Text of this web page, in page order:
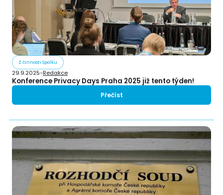
Z činnosti Spolku
29.9.2025-Redakce
Konference Privacy Days Praha 2025 již tento týden!
Přečíst